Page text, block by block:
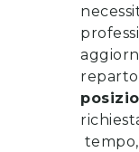
reparto